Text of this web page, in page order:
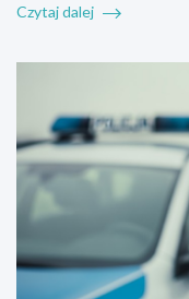
Czytaj dalej